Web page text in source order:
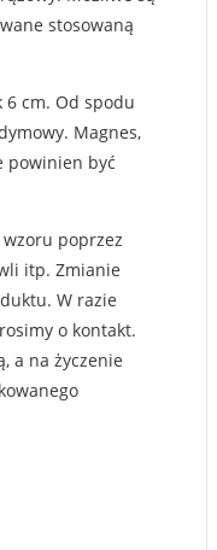
stosowaną
6 cm. Od spodu
Magnes,
powinien być
poprzez
itp. Zmianie
W razie
o kontakt.
a na życzenie